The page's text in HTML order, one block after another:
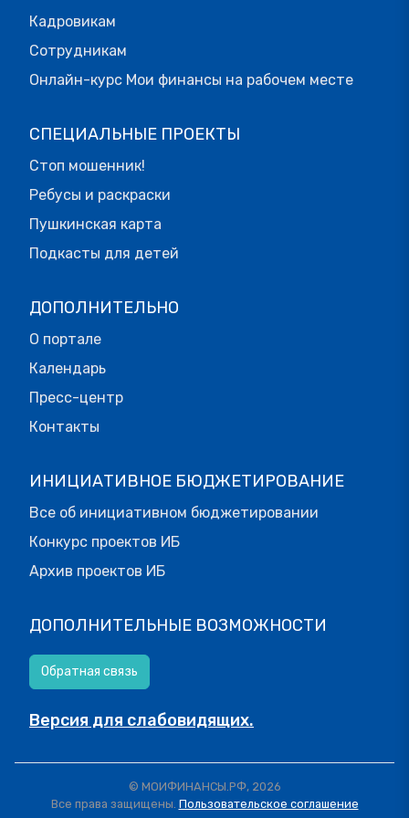
Кадровикам
Сотрудникам
Онлайн-курс Мои финансы на рабочем месте
СПЕЦИАЛЬНЫЕ ПРОЕКТЫ
Стоп мошенник!
Ребусы и раскраски
Пушкинская карта
Подкасты для детей
ДОПОЛНИТЕЛЬНО
О портале
Календарь
Пресс-центр
Контакты
ИНИЦИАТИВНОЕ БЮДЖЕТИРОВАНИЕ
Все об инициативном бюджетировании
Конкурс проектов ИБ
Архив проектов ИБ
ДОПОЛНИТЕЛЬНЫЕ ВОЗМОЖНОСТИ
Обратная связь
Версия для слабовидящих.
© МОИФИНАНСЫ.РФ, 2026
Все права защищены. Пользовательское соглашение